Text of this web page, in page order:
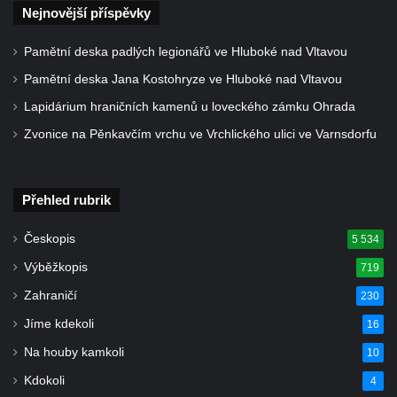
Základní a Mateřské školy v Teplicích nad
Kamenná plastika před hotelem Orlík v
Teplicích nad Metují
Základní kámen stavebních úprav Domova
Dolní zámek Teplice nad Metují
Teplicích nad Metují
Plastika Úl v Teplicích nad Metují
Socha Dívka s holubicí v Teplicích nad
střediska v Zámecké ulici v Teplicích nad
Metují
Nejnovější příspěvky
Pamětní deska padlých legionářů ve Hluboké nad Vltavou
Pamětní deska Jana Kostohryze ve Hluboké nad Vltavou
Lapidárium hraničních kamenů u loveckého zámku Ohrada
Zvonice na Pěnkavčím vrchu ve Vrchlického ulici ve Varnsdorfu
Přehled rubrik
Českopis 5 534
Výběžkopis 719
Zahraničí 230
Jíme kdekoli 16
Na houby kamkoli 10
Kdokoli 4